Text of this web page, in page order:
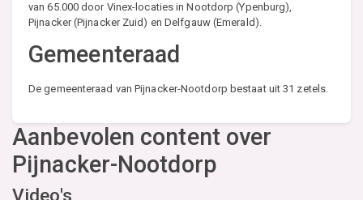
van 65.000 door Vinex-locaties in Nootdorp (Ypenburg),
Pijnacker (Pijnacker Zuid) en Delfgauw (Emerald).
Gemeenteraad
De gemeenteraad van Pijnacker-Nootdorp bestaat uit 31 zetels.
Aanbevolen content over
Pijnacker-Nootdorp
Video's